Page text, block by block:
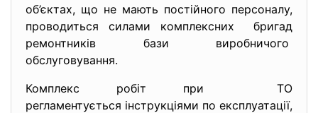
об’єктах, що не мають постійного персоналу,
проводиться силами комплексних бригад
ремонтників бази виробничого
обслуговування.
Комплекс робіт при ТО
регламентується інструкціями по експлуатації,